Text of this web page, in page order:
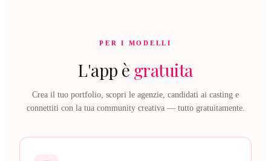
PER I MODELLI
L'app è gratuita
Crea il tuo portfolio, scopri le agenzie, candidati ai casting e
connettiti con la tua community creativa — tutto gratuitamente.